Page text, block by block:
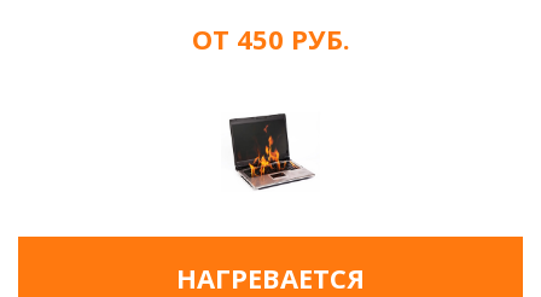
ОТ 450 РУБ.
НАГРЕВАЕТСЯ